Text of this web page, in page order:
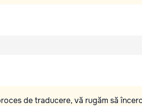
de traducere, vă rugăm să